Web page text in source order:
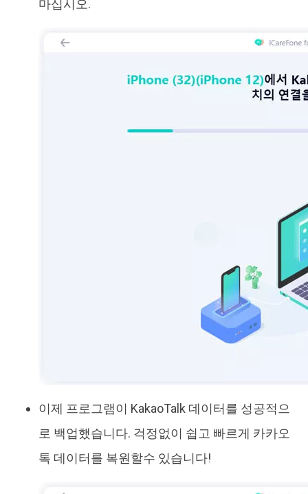
마십시오.
이제 프로그램이 KakaoTalk 데이터를 성공적으
로 백업했습니다. 걱정없이 쉽고 빠르게 카카오
톡 데이터를 복원할수 있습니다!